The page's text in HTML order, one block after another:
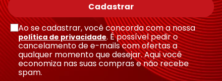
Cadastrar
Ao se cadastrar, você concorda com a nossa
política de privacidade. É possível pedir o
cancelamento de e-mails com ofertas a
qualquer momento que desejar. Aqui você
economiza nas suas compras e não recebe
spam.